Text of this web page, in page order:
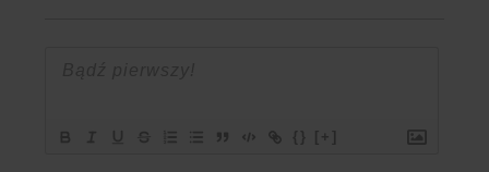
{} [+]